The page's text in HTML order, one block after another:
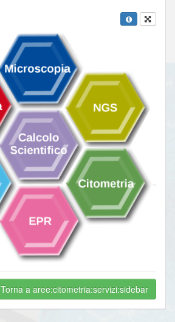
Torna a aree:citometria:servizi:sidebar